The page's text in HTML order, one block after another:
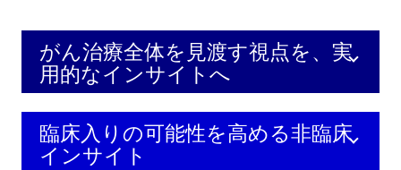
がん治療全体を見渡す視点を、実
用的なインサイトへ
臨床入りの可能性を高める非臨床
インサイト